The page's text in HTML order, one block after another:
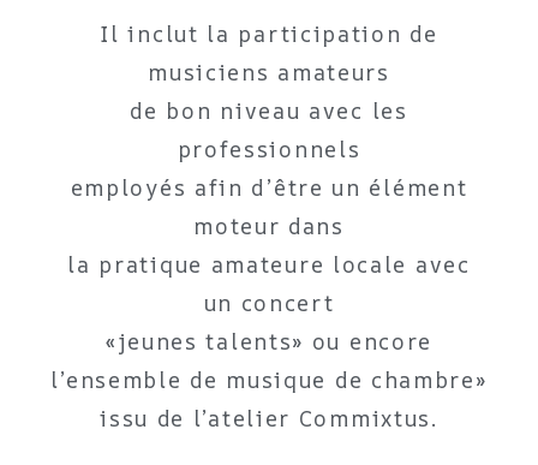
Il inclut la participation de
musiciens amateurs
de bon niveau avec les
professionnels
employés afin d’être un élément
moteur dans
la pratique amateure locale avec
un concert
«jeunes talents» ou encore
l’ensemble de musique de chambre»
issu de l’atelier Commixtus.